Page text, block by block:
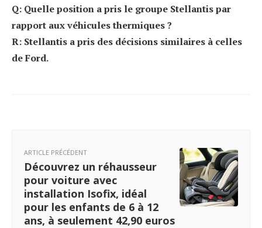
Q: Quelle position a pris le groupe Stellantis par
rapport aux véhicules thermiques ?
R: Stellantis a pris des décisions similaires à celles
de Ford.
ARTICLE PRÉCÉDENT
Découvrez un réhausseur
pour voiture avec
installation Isofix, idéal
pour les enfants de 6 à 12
ans, à seulement 42,90 euros